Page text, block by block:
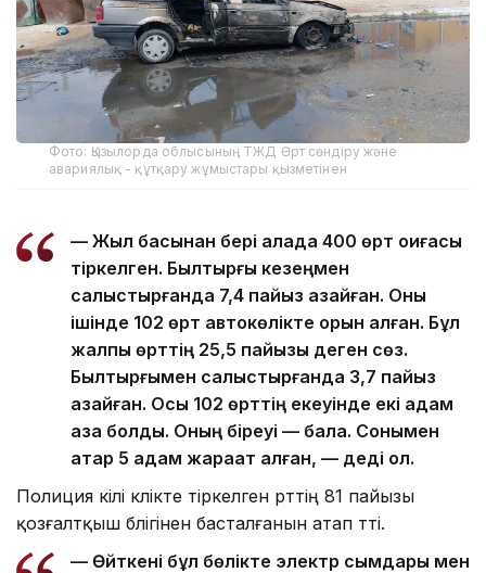
Фото: Қызылорда облысының ТЖД Өрт сөндіру және
авариялық - құтқару жұмыстары қызметінен
— Жыл басынан бері қалада 400 өрт оқиғасы
тіркелген. Былтырғы кезеңмен
салыстырғанда 7,4 пайыз азайған. Оны
ішінде 102 өрт автокөлікте орын алған. Бұл
жалпы өрттің 25,5 пайызы деген сөз.
Былтырғымен салыстырғанда 3,7 пайыз
азайған. Осы 102 өрттің екеуінде екі адам
қаза болды. Оның біреуі — бала. Сонымен
қатар 5 адам жарақат алған, — деді ол.
Полиция өкілі көлікте тіркелген өрттің 81 пайызы
қозғалтқыш бөлігінен басталғанын атап өтті.
— Өйткені бұл бөлікте электр сымдары мен